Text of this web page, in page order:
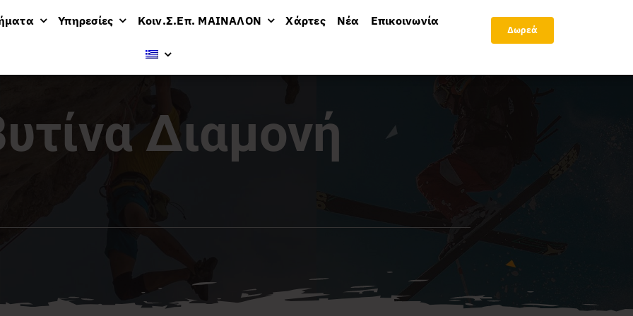
Υπηρεσίες Κοιν.Σ.Επ. ΜΑΙΝΑΛΟΝ Χάρτες Νέα Επικοινωνία
Δωρεά
Διαμονή